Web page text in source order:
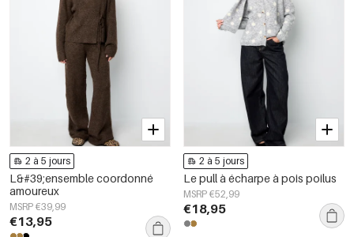
2 à 5 jours
L&#39;ensemble coordonné
amoureux
MSRP €39,99
€13,95
2 à 5 jours
Le pull à écharpe à pois poilus
MSRP €52,99
€18,95